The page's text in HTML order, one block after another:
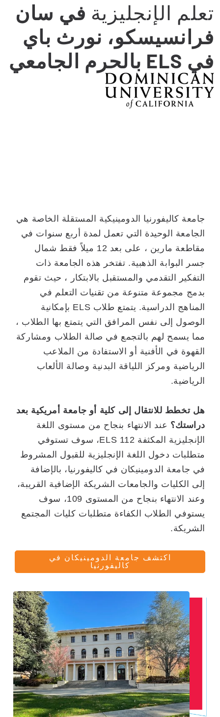
تعلم الإنجليزية في سان
فرانسيسكو، نورث باي
في ELS بالحرم الجامعي
جامعة كاليفورنيا الدومينيكية المستقلة الخاصة هي
الجامعة الوحيدة التي تعمل لمدة أربع سنوات في
مقاطعة مارين ، على بعد 12 ميلاً فقط شمال
جسر البوابة الذهبية. تفتخر هذه الجامعة ذات
التفكير التقدمي والمستقبل بالابتكار ، حيث تقوم
بدمج مجموعة متنوعة من تقنيات التعلم في
المناهج الدراسية. يتمتع طلاب ELS بإمكانية
الوصول إلى نفس المرافق التي يتمتع بها الطلاب ،
مما يسمح لهم بالتجمع في صالة الطلاب ومشاركة
القهوة في الأفنية أو الاستفادة من الملاعب
الرياضية ومركز اللياقة البدنية وصالة الألعاب
الرياضية.
هل تخطط للانتقال إلى كلية أو جامعة أمريكية بعد
دراستك؟ عند الانتهاء بنجاح من مستوى اللغة
الإنجليزية المكثفة ELS 112، سوف تستوفي
متطلبات دخول اللغة الإنجليزية للقبول المشروط
في جامعة الدومينيكان في كاليفورنيا، بالإضافة
إلى الكليات والجامعات الشريكة الإضافية القريبة،
وعند الانتهاء بنجاح من المستوى 109، سوف
يستوفي الطلاب الكفاءة متطلبات كليات المجتمع
الشريكة.
اكتشف جامعة الدومينيكان في
كاليفورنيا